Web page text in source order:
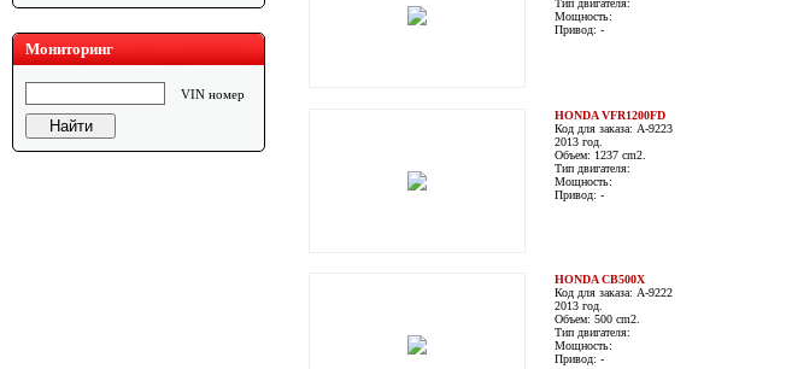
Мониторинг
VIN номер
Тип двигателя:
Мощность:
Привод: -
HONDA VFR1200FD
Код для заказа: A-9223
2013 год.
Объем: 1237 cm2.
Тип двигателя:
Мощность:
Привод: -
HONDA CB500X
Код для заказа: A-9222
2013 год.
Объем: 500 cm2.
Тип двигателя:
Мощность:
Привод: -